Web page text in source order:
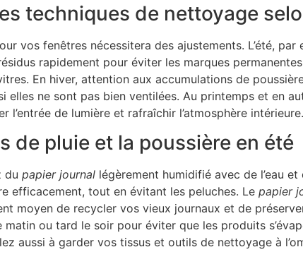
techniques de nettoyage
vos fenêtres nécessitera des ajustements. L’été, par
rapidement pour éviter les marques
En hiver, attention aux accumulations de
elles ne sont pas bien ventilées. Au printemps et en
de lumière et rafraîchir l’atmosphère intérieure.
de pluie et la poussière en été
du papier journal légèrement humidifié avec de l’eau et
efficacement, tout en évitant les peluches. Le papier
moyen de recycler vos vieux journaux et de
ou tard le soir pour éviter que les produits
aussi à garder vos tissus et outils de nettoyage à